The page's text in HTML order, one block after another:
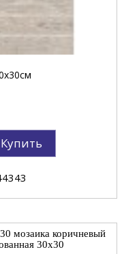
Купить
мозаика коричневый
30x30